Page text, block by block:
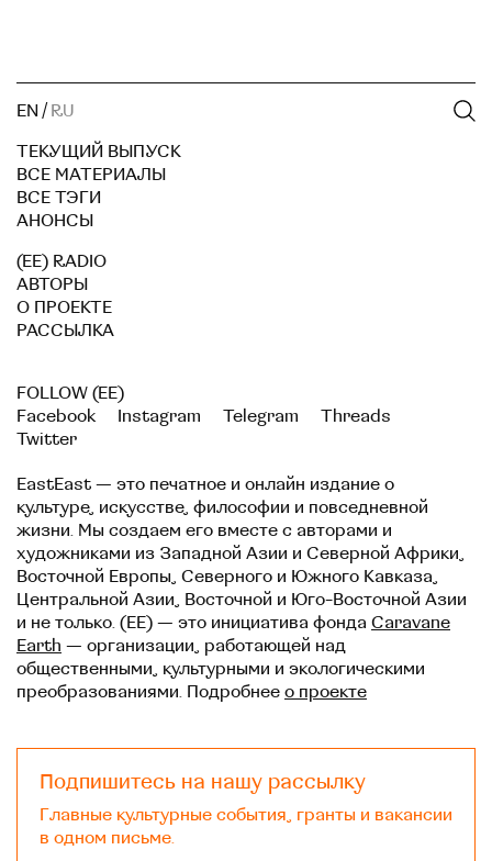
EN / RU
ТЕКУЩИЙ ВЫПУСК
ВСЕ МАТЕРИАЛЫ
ВСЕ ТЭГИ
АНОНСЫ
(EE) RADIO
АВТОРЫ
О ПРОЕКТЕ
РАССЫЛКА
FOLLOW (EE)
Facebook
Instagram Telegram
Threads
Twitter
EastEast — это печатное и онлайн издание о
культуре, искусстве, философии и повседневной
жизни. Мы создаем его вместе с авторами и
художниками из Западной Азии и Северной Африки,
Восточной Европы, Северного и Южного Кавказа,
Центральной Азии, Восточной и Юго-Восточной Азии
и не только. (EE) — это инициатива фонда Caravane
Earth — организации, работающей над
общественными, культурными и экологическими
преобразованиями. Подробнее о проекте
Подпишитесь на нашу рассылку
Главные культурные события, гранты и вакансии
в одном письме.